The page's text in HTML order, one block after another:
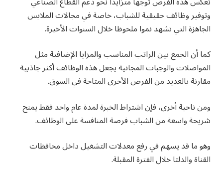
وتوفير وظائف حقيقية للشباب، خاصة في مجالات الملابس
الجاهزة التي تشهد نموا ملحوظا خلال السنوات الأخيرة.
كما أن الجمع بين الراتب المناسب والمزايا الإضافية مثل
المواصلات والوجبات المجانية يجعل هذه الوظائف أكثر جاذبية
مقارنة بالعديد من الفرص الأخرى المتاحة في السوق.
ومن ناحية أخرى، فإن اشتراط الخبرة لمدة عام واحد فقط يمنح
شريحة واسعة من الشباب فرصة المنافسة على الوظائف.
وهو ما قد يسهم في رفع معدلات التشغيل داخل محافظات
القناة والدلتا خلال الفترة المقبلة.